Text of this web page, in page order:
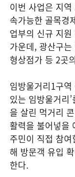
이번 사업은 지
속가능한 골목경
업부의 신규 지
가운데, 광산구
형상점가 등 2곳
임방울거리1구
있는 임방울거리
을 살린 먹거리
활력을 불어넣을
주민이 직접 참
해 방문객 유입
한다.